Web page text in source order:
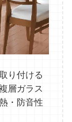
り付ける
層ガラス
・防音性